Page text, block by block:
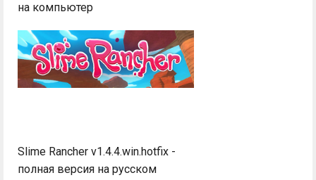
на компьютер
Slime Rancher v1.4.4.win.hotfix -
полная версия на русском